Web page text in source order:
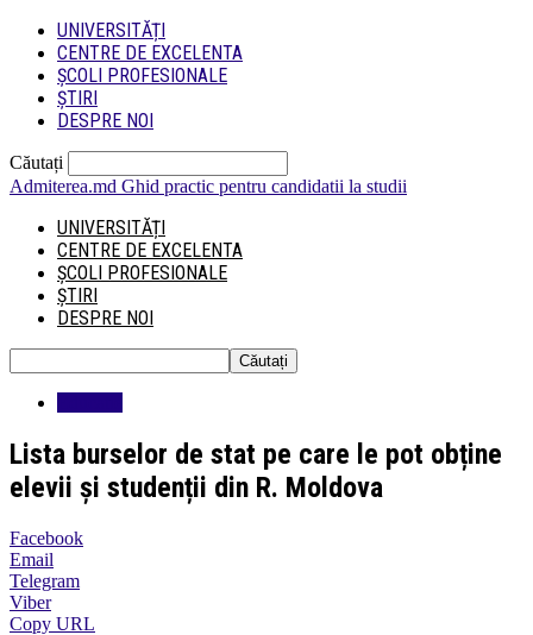
UNIVERSITĂȚI
CENTRE DE EXCELENTA
ȘCOLI PROFESIONALE
ȘTIRI
DESPRE NOI
Căutați
Admiterea.md Ghid practic pentru candidatii la studii
UNIVERSITĂȚI
CENTRE DE EXCELENTA
ȘCOLI PROFESIONALE
ȘTIRI
DESPRE NOI
Lista burselor de stat pe care le pot obține
elevii și studenții din R. Moldova
Facebook
Email
Telegram
Viber
Copy URL